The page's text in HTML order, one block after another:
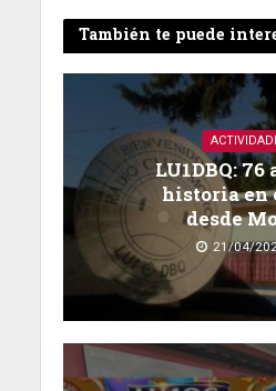
También te puede
LU1DBQ: 76
historia en
desde
21/04/